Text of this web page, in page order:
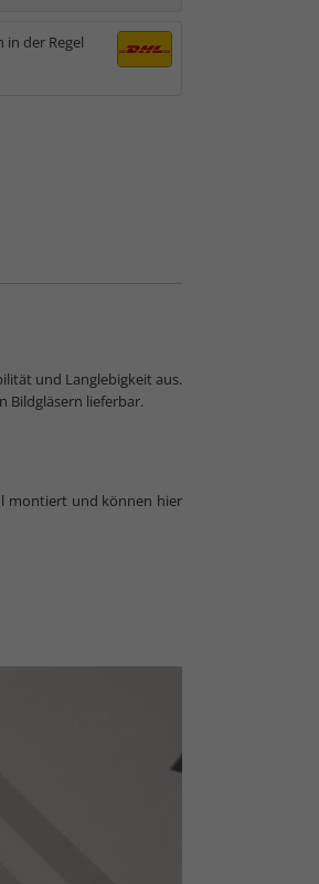
in der Regel
und Langlebigkeit aus.
Bildgläsern lieferbar.
montiert und können hier